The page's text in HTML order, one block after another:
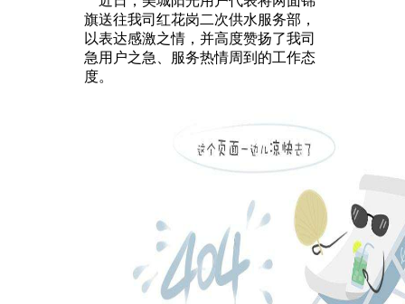
旗送往我司红花岗二次供水服务部，
以表达感激之情，并高度赞扬了我司
急用户之急、服务热情周到的工作态
度。